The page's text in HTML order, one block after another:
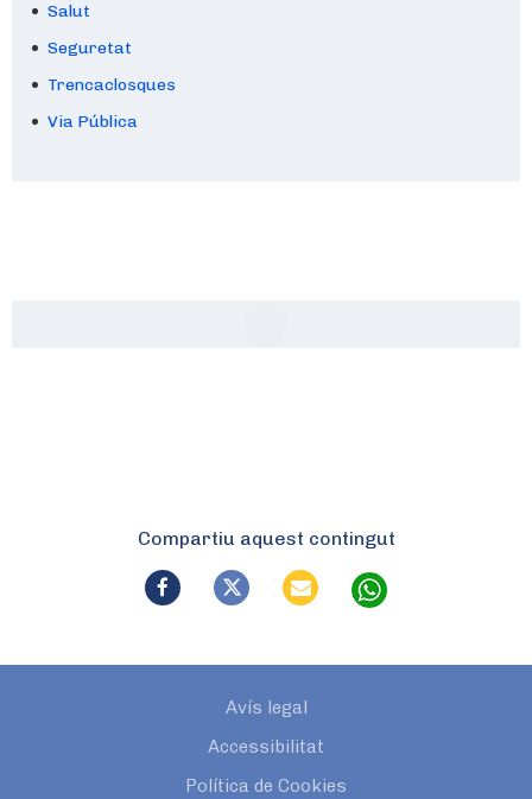
Salut
Seguretat
Trencaclosques
Via Pública
Compartiu aquest contingut
Avís legal
Accessibilitat
Política de Cookies